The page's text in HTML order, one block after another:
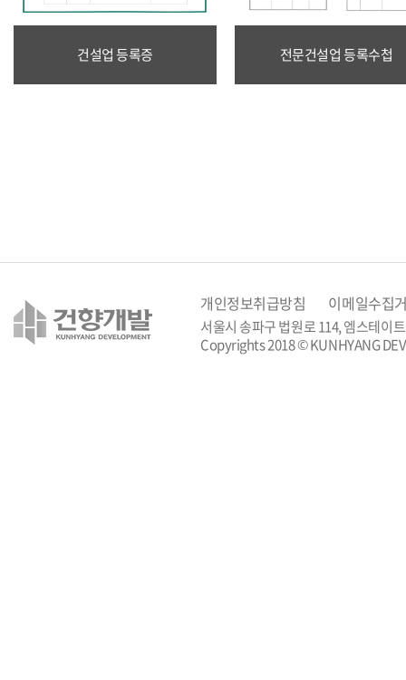
건설업 등록증 전문건설업 등록수첩
개인정보취급방침 이메일수집
서울시 송파구 법원로 114, 엠스테이
Copyrights 2018 © KUNHYANG